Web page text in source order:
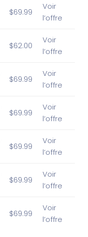
$69.99
Voir
l’offre
$62.00
Voir
l’offre
$69.99
Voir
l’offre
$69.99
Voir
l’offre
$69.99
Voir
l’offre
$69.99
Voir
l’offre
$69.99
Voir
l’offre